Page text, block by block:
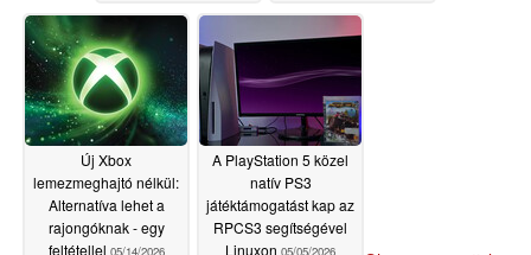
kiskereskedelemben
Új Xbox
lemezmeghajtó nélkül:
Alternatíva lehet a
rajongóknak - egy
feltétellel
A PlayStation 5 közel
natív PS3
játéktámogatást kap az
RPCS3 segítségével
Linuxon